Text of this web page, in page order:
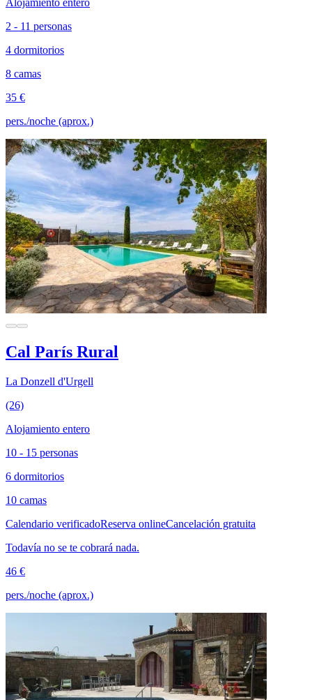
Alojamiento entero
2 - 11 personas
4 dormitorios
8 camas
35 €
pers./noche (aprox.)
Cal París Rural
La Donzell d'Urgell
(26)
Alojamiento entero
10 - 15 personas
6 dormitorios
10 camas
Calendario verificadoReserva onlineCancelación gratuita
Todavía no se te cobrará nada.
46 €
pers./noche (aprox.)